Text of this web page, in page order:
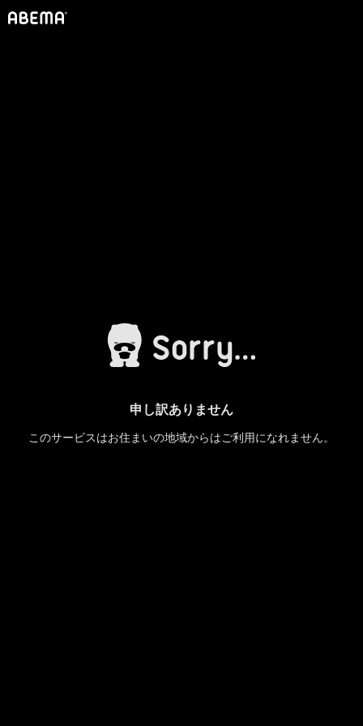
申し訳ありません
このサービスはお住まいの地域からはご利用になれません。